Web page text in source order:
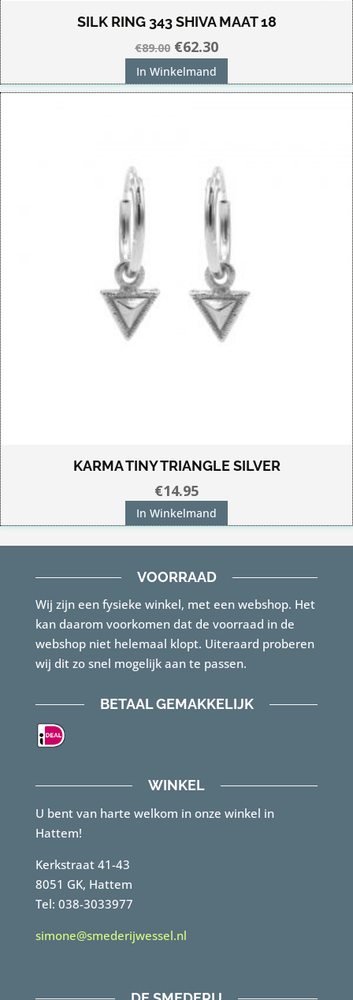
SILK RING 343 SHIVA MAAT 18
€89.00 Oorspronkelijke
prijs
was:
€62.30Huidige
is:
In Winkelmand
KARMA TINY TRIANGLE SILVER
€14.95
In Winkelmand
VOORRAAD
Wij zijn een fysieke winkel, met een webshop. Het
kan daarom voorkomen dat de voorraad in de
webshop niet helemaal klopt. Uiteraard proberen
wij dit zo snel mogelijk aan te passen.
BETAAL GEMAKKELIJK
WINKEL
U bent van harte welkom in onze winkel in
Hattem!
Kerkstraat 41-43
8051 GK, Hattem
Tel: 038-3033977
simone@smederijwessel.nl